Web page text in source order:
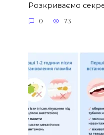
Розкриваємо
0 73